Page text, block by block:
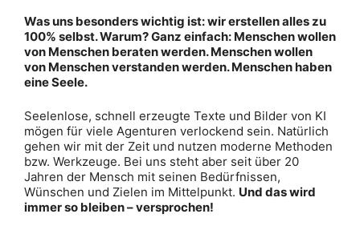
Was uns besonders wichtig ist: wir erstellen alles zu
100% selbst. Warum? Ganz einfach: Menschen wollen
von Menschen beraten werden. Menschen wollen
von Menschen verstanden werden. Menschen haben
eine Seele.
Seelenlose, schnell erzeugte Texte und Bilder von KI
mögen für viele Agenturen verlockend sein. Natürlich
gehen wir mit der Zeit und nutzen moderne Methoden
bzw. Werkzeuge. Bei uns steht aber seit über 20
Jahren der Mensch mit seinen Bedürfnissen,
Wünschen und Zielen im Mittelpunkt. Und das wird
immer so bleiben – versprochen!